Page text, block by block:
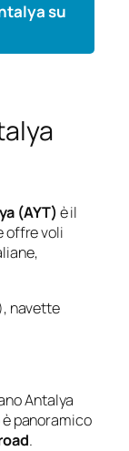
su
(AYT) è il
offre voli
navette
Antalya
panoramico
.